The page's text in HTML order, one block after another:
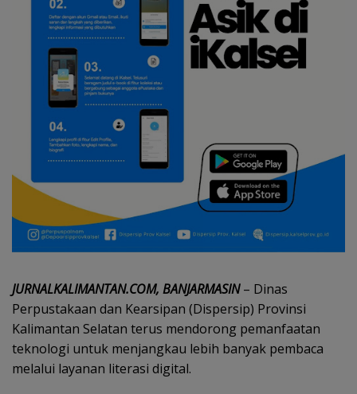
JURNALKALIMANTAN.COM, BANJARMASIN– Dinas
Perpustakaan dan Kearsipan (Dispersip) Provinsi
Kalimantan Selatan terus mendorong pemanfaatan
teknologi untuk menjangkau lebih banyak pembaca
melalui layanan literasi digital.